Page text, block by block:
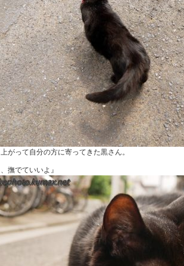
がって自分の方に寄ってきた黒さん。
、撫でていいよ』